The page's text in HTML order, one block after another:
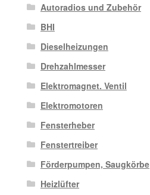
Autoradios und Zubehör
BHI
Dieselheizungen
Drehzahlmesser
Elektromagnet. Ventil
Elektromotoren
Fensterheber
Fenstertreiber
Förderpumpen, Saugkörbe
Heizlüfter